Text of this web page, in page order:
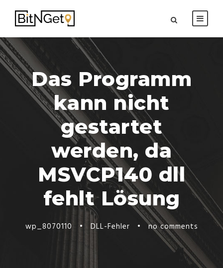
Das Programm
kann nicht
gestartet
werden, da
MSVCP140 dll
fehlt Lösung
wp_8070110 • DLL-Fehler • no comments